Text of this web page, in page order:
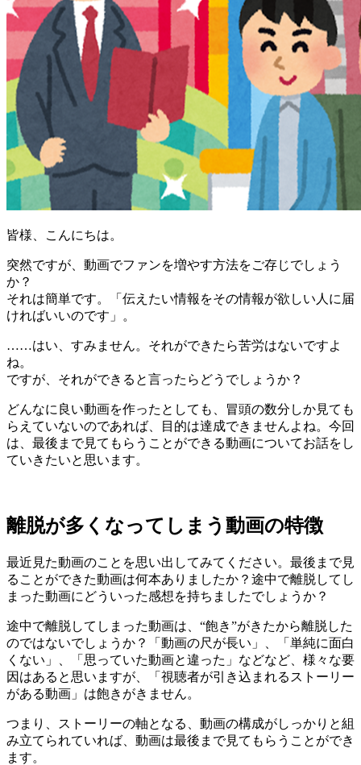
皆様、こんにちは。
突然ですが、動画でファンを増やす方法をご存じでしょう
か？
それは簡単です。「伝えたい情報をその情報が欲しい人に届
ければいいのです」。
……はい、すみません。それができたら苦労はないですよ
ね。
ですが、それができると言ったらどうでしょうか？
どんなに良い動画を作ったとしても、冒頭の数分しか見ても
らえていないのであれば、目的は達成できませんよね。今回
は、最後まで見てもらうことができる動画についてお話をし
ていきたいと思います。
離脱が多くなってしまう動画の特徴
最近見た動画のことを思い出してみてください。最後まで見
ることができた動画は何本ありましたか？途中で離脱してし
まった動画にどういった感想を持ちましたでしょうか？
途中で離脱してしまった動画は、“飽き”がきたから離脱した
のではないでしょうか？「動画の尺が長い」、「単純に面白
くない」、「思っていた動画と違った」などなど、様々な要
因はあると思いますが、「視聴者が引き込まれるストーリー
がある動画」は飽きがきません。
つまり、ストーリーの軸となる、動画の構成がしっかりと組
み立てられていれば、動画は最後まで見てもらうことができ
ます。